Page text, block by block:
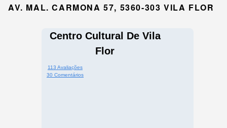
AV. MAL. CARMONA 57, 5360-303 VILA FLOR
Centro Cultural De Vila
Flor
113 Avaliações
30 Comentários